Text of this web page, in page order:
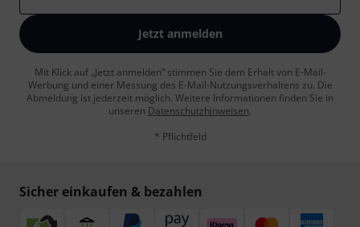
Jetzt anmelden
Mit Klick auf „Jetzt anmelden“ stimmen Sie dem Erhalt von E-Mail-
Werbung und einer Messung des E-Mail-Nutzungsverhaltens zu. Die
Abmeldung ist jederzeit möglich. Weitere Informationen finden Sie in
unseren Datenschutzhinweisen.
* Pflichtfeld
Sicher einkaufen & bezahlen